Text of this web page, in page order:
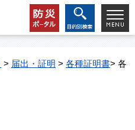
> 届出・証明 > 各種証明書> 各